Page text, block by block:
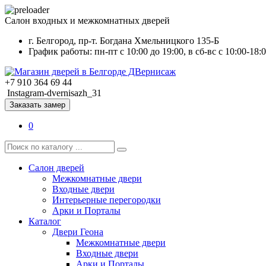
Салон входных и межкомнатных дверей
г. Белгород, пр-т. Богдана Хмельницкого 135-Б
График работы: пн-пт с 10:00 до 19:00, в сб-вс с 10:00-
+7 910 364 69 44
Instagram-dvernisazh_31
Заказать замер
0
Салон дверей
Межкомнатные двери
Входные двери
Интерьерные перегородки
Арки и Порталы
Каталог
Двери Геона
Межкомнатные двери
Входные двери
Арки и Порталы